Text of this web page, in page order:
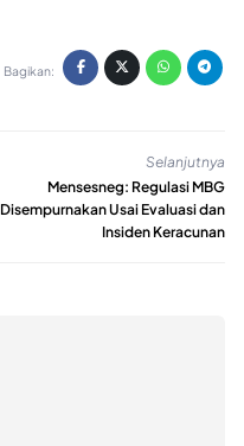
Bagikan:
Selanjutnya
Mensesneg: Regulasi MBG
Disempurnakan Usai Evaluasi dan
Insiden Keracunan